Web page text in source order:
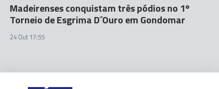
Madeirenses conquistam três pódios no 1º
Torneio de Esgrima D´Ouro em Gondomar
24 Out 17:55